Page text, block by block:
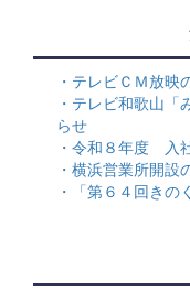
テレビＣＭ放映
テレビ和歌山「
らせ
令和８年度 入
横浜営業所開設
「第６４回きの